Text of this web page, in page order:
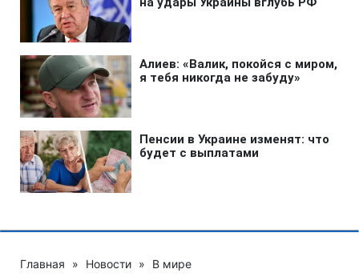
Главная » Новости » В мире